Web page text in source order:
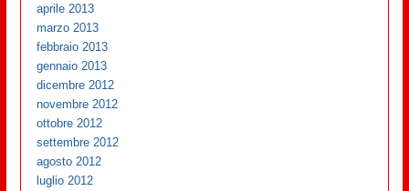
aprile 2013
marzo 2013
febbraio 2013
gennaio 2013
dicembre 2012
novembre 2012
ottobre 2012
settembre 2012
agosto 2012
luglio 2012